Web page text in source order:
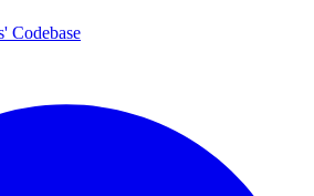
documentation index for this site is at
guidance (read before generating
Codebase